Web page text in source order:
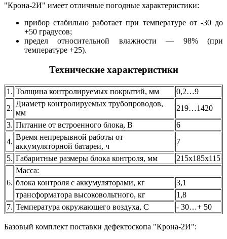
"Крона-2И" имеет отличные погодные характеристики:
прибор стабильно работает при температуре от -30 до
+50 градусов;
предел относительной влажности — 98% (при
температуре +25).
Технические характеристики
1. Толщина контролируемых покрытий, мм
0,2…9
2.
Диаметр контролируемых трубопроводов,
мм
219…1420
3. Питание от встроенного блока, В
6
4.
Время непрерывной работы от
аккумуляторной батареи, ч
7
5. Габаритные размеры блока контроля, мм 215х185х115
6.
Масса:
блока контроля с аккумуляторами, кг
3,1
трансформатора высоковольтного, кг
1,8
7. Температура окружающего воздуха, С - 30…+ 50
Базовый комплект поставки дефектоскопа "Крона-2И":